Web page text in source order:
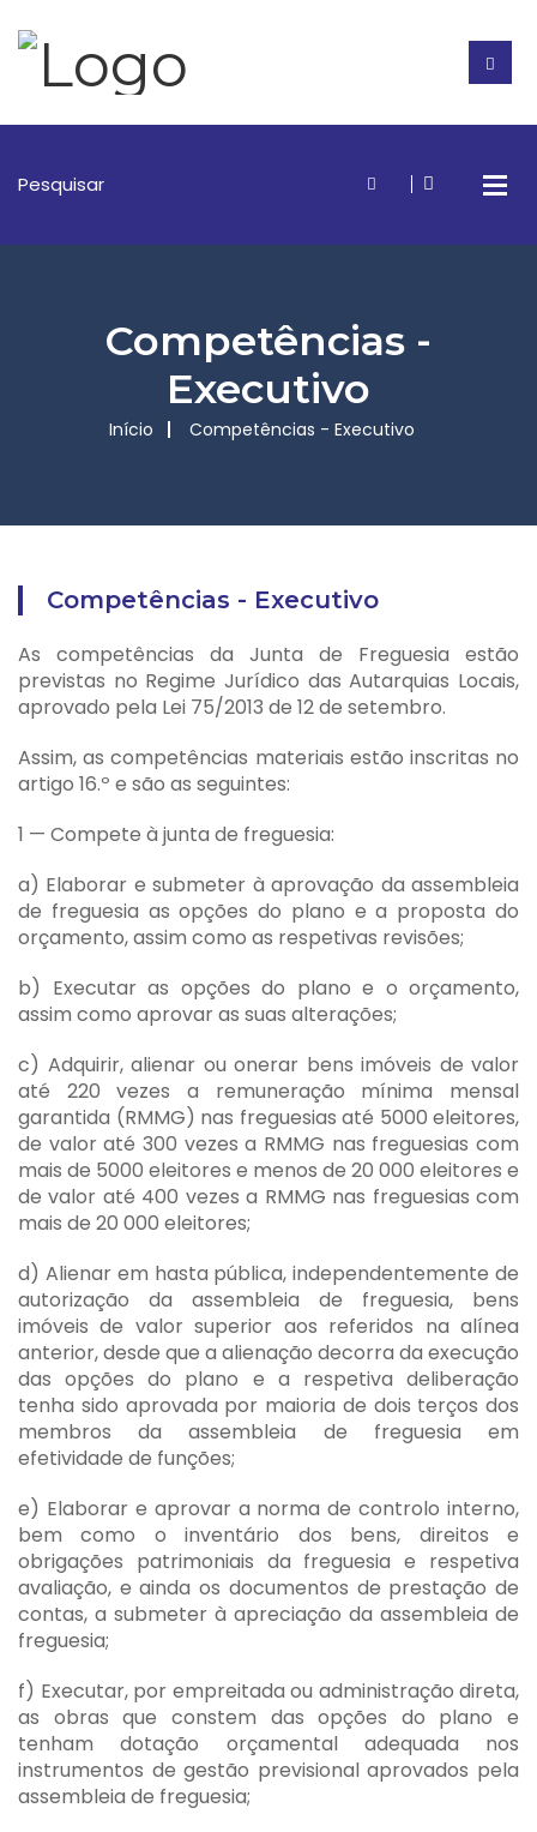
Competências -
Executivo
Início Competências - Executivo
Competências - Executivo
As competências da Junta de Freguesia estão
previstas no Regime Jurídico das Autarquias Locais,
aprovado pela Lei 75/2013 de 12 de setembro.
Assim, as competências materiais estão inscritas no
artigo 16.º e são as seguintes:
1 — Compete à junta de freguesia:
a) Elaborar e submeter à aprovação da assembleia
de freguesia as opções do plano e a proposta do
orçamento, assim como as respetivas revisões;
b) Executar as opções do plano e o orçamento,
assim como aprovar as suas alterações;
c) Adquirir, alienar ou onerar bens imóveis de valor
até 220 vezes a remuneração mínima mensal
garantida (RMMG) nas freguesias até 5000 eleitores,
de valor até 300 vezes a RMMG nas freguesias com
mais de 5000 eleitores e menos de 20 000 eleitores e
de valor até 400 vezes a RMMG nas freguesias com
mais de 20 000 eleitores;
d) Alienar em hasta pública, independentemente de
autorização da assembleia de freguesia, bens
imóveis de valor superior aos referidos na alínea
anterior, desde que a alienação decorra da execução
das opções do plano e a respetiva deliberação
tenha sido aprovada por maioria de dois terços dos
membros da assembleia de freguesia em
efetividade de funções;
e) Elaborar e aprovar a norma de controlo interno,
bem como o inventário dos bens, direitos e
obrigações patrimoniais da freguesia e respetiva
avaliação, e ainda os documentos de prestação de
contas, a submeter à apreciação da assembleia de
freguesia;
f) Executar, por empreitada ou administração direta,
as obras que constem das opções do plano e
tenham dotação orçamental adequada nos
instrumentos de gestão previsional aprovados pela
assembleia de freguesia;